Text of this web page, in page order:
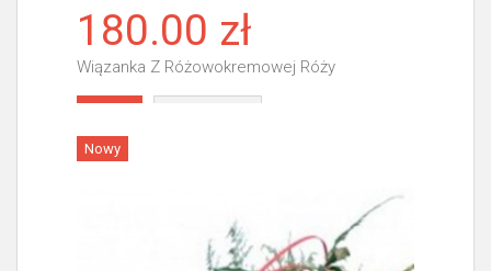
180.00 zł
Wiązanka Z Różowokremowej Róży
Nowy